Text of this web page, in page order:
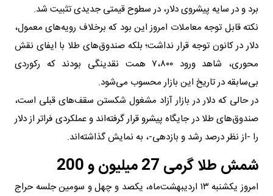
برد و در سایه پیشروی دلار، در سطوح قیمتی جدیدی تثبیت شد.
نکته قابل توجه معاملات امروز این بود که برخلاف رویه‌های معمول،
دلار در کانون توجه قرار نداشت؛ بلکه صندوق‌های طلا با ایفای نقش
محوری، شاهد ورود ۷،۸۰۰ همت نقدینگی بودند که رکوردی
بی‌سابقه در تاریخ این بازار محسوب می‌شود.
در حالی که دلار در بازار آزاد مشغول شکستن سقف‌های قبلی است،
صندوق‌های طلا در جایگاه پیشرو قرار گرفته‌اند و عملکردی فراتر از دلار
را -از نظر درصد رشد و بازدهی-، به نمایش گذاشته‌اند.
شمش طلا گرمی 27 میلیون و 200
امروز یکشنبه ۱۳ اردیبهشت‌ماه، یکصد و چهل و سومین جلسه حراج